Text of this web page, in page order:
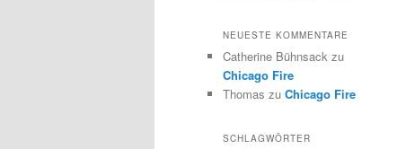
NEUESTE KOMMENTARE
Catherine Bühnsack zu
Chicago Fire
Thomas zu Chicago Fire
SCHLAGWÖRTER